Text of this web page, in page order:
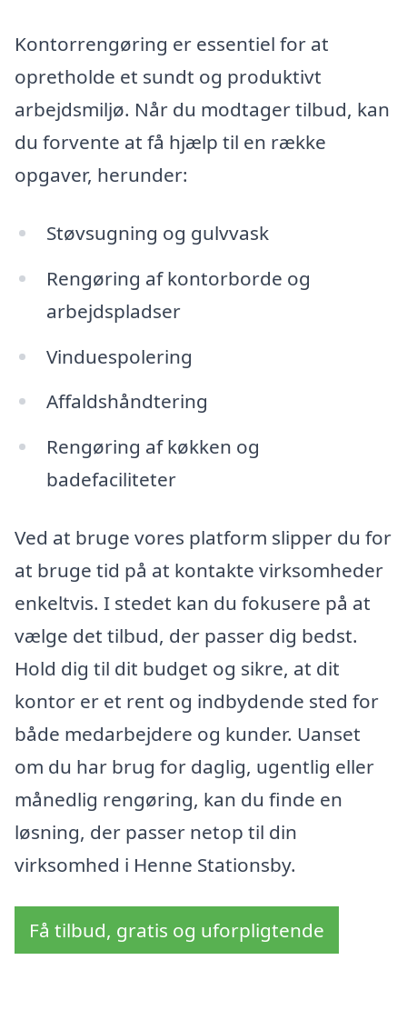
Kontorrengøring er essentiel for at
opretholde et sundt og produktivt
arbejdsmiljø. Når du modtager tilbud, kan
du forvente at få hjælp til en række
opgaver, herunder:
Støvsugning og gulvvask
Rengøring af kontorborde og
arbejdspladser
Vinduespolering
Affaldshåndtering
Rengøring af køkken og
badefaciliteter
Ved at bruge vores platform slipper du for
at bruge tid på at kontakte virksomheder
enkeltvis. I stedet kan du fokusere på at
vælge det tilbud, der passer dig bedst.
Hold dig til dit budget og sikre, at dit
kontor er et rent og indbydende sted for
både medarbejdere og kunder. Uanset
om du har brug for daglig, ugentlig eller
månedlig rengøring, kan du finde en
løsning, der passer netop til din
virksomhed i Henne Stationsby.
Få tilbud, gratis og uforpligtende